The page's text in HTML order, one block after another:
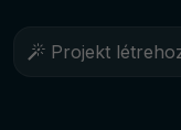
Projekt